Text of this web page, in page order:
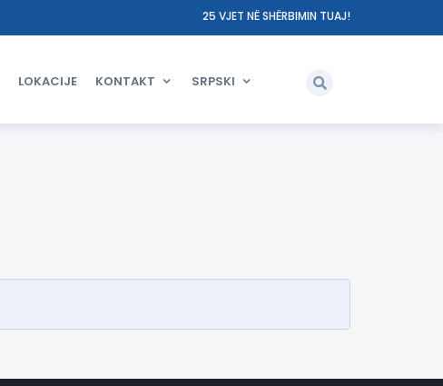
25 VJET NË SHËRBIMIN TUAJ!
LOKACIJE KONTAKT SRPSKI